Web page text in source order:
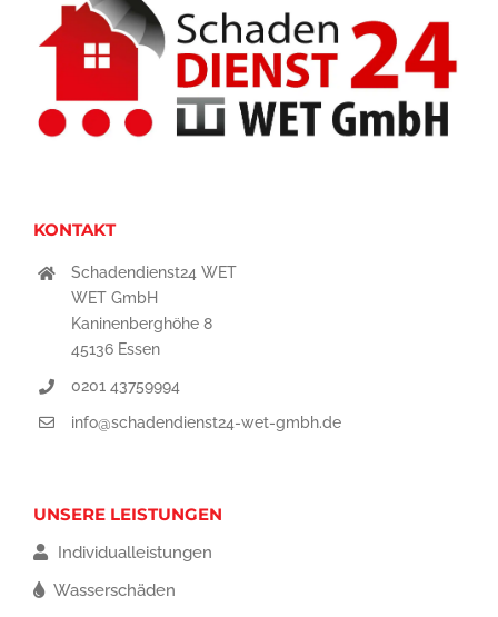
KONTAKT
Schadendienst24 WET
WET GmbH
Kaninenberghöhe 8
45136 Essen
0201 43759994
info@schadendienst24-wet-gmbh.de
UNSERE LEISTUNGEN
Individualleistungen
Wasserschäden